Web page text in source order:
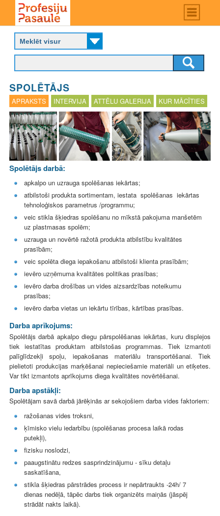
main
content
Main
menu
P
o
f
e
i
j
u
p
a
s
a
u
l
SPOLĒTĀJS
APRAKSTS INTERVIJA ATTĒLU GALERIJA KUR MĀCĪTIES
Spolētājs darbā:
apkalpo un uzrauga spolēšanas iekārtas;
atbilstoši produkta sortimentam, iestata spolēšanas iekārtas
tehnoloģiskos parametrus /programmu;
veic stikla šķiedras spolēšanu no mīkstā pakojuma manšetēm
uz plastmasas spolēm;
uzrauga un novērtē ražotā produkta atbilstību kvalitātes
prasībām;
veic spolēta diega iepakošanu atbilstoši klienta prasībām;
ievēro uzņēmuma kvalitātes politikas prasības;
ievēro darba drošības un vides aizsardzības noteikumu
prasības;
ievēro darba vietas un iekārtu tīrības, kārtības prasības.
Darba aprīkojums:
Spolētājs darbā apkalpo diegu pārspolēšanas iekārtas, kuru displejos
tiek iestatītas produktam atbilstošas programmas. Tiek izmantoti
palīglīdzekļi spoļu, iepakošanas materiālu transportēšanai. Tiek
pielietoti produkcijas marķēšanai nepieciešamie materiāli un etiķetes.
Var tikt izmantots aprīkojums diega kvalitātes novērtēšanai.
Darba apstākļi:
Spolētājam savā darbā jārēķinās ar sekojošiem darba vides faktoriem:
ražošanas vides troksni,
ķīmisko vielu iedarbību (spolēšanas procesa laikā rodas
putekļi),
fizisku noslodzi,
paaugstinātu redzes sasprindzinājumu - sīku detaļu
saskatīšana,
stikla šķiedras pārstrādes process ir nepārtraukts -24h/ 7
dienas nedēļā, tāpēc darbs tiek organizēts maiņās (jāspēj
strādāt nakts laikā).